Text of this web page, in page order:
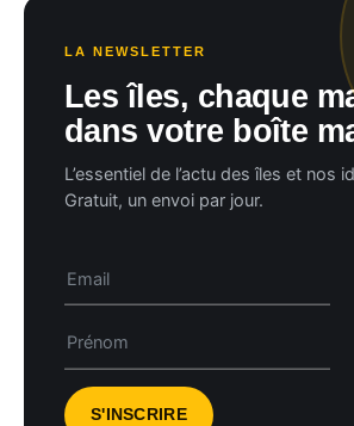
LA NEWSLETTER
Les îles, chaque
dans votre boîte
L’essentiel de l’actu des îles et nos
Gratuit, un envoi par jour.